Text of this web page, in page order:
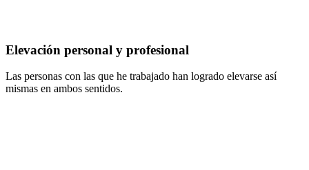
Elevación personal y profesional
Las personas con las que he trabajado han logrado elevarse así
mismas en ambos sentidos.